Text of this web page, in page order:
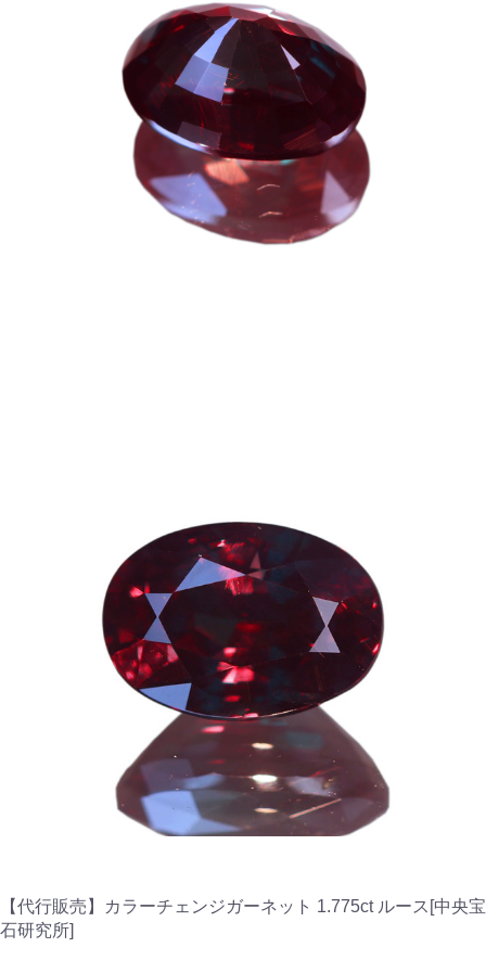
【代行販売】カラーチェンジガーネット 1.775ct ルース[中央宝
石研究所]